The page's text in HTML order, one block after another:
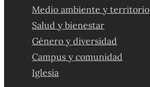
Medio ambiente y territorio
Salud y bienestar
Género y diversidad
Campus y comunidad
Iglesia